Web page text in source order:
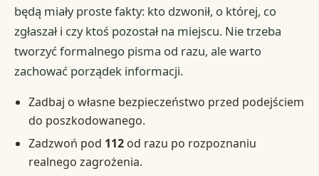
będą miały proste fakty: kto dzwonił, o której, co
zgłaszał i czy ktoś pozostał na miejscu. Nie trzeba
tworzyć formalnego pisma od razu, ale warto
zachować porządek informacji.
Zadbaj o własne bezpieczeństwo przed podejściem
do poszkodowanego.
Zadzwoń pod 112od razu po rozpoznaniu
realnego zagrożenia.